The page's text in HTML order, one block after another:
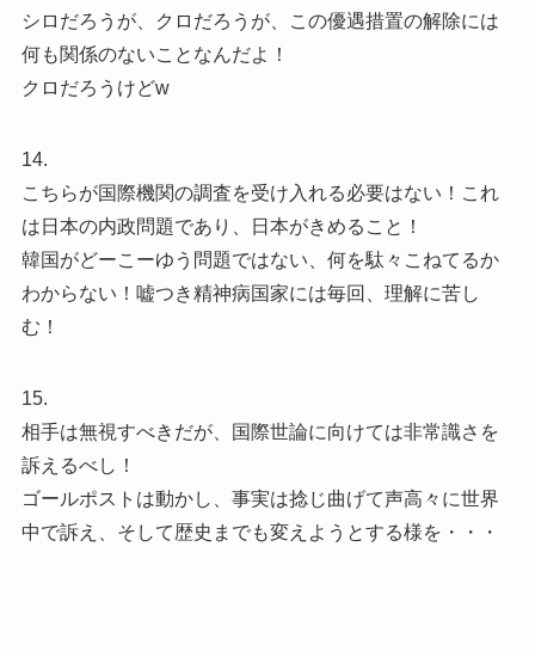
シロだろうが、クロだろうが、この優遇措置の解除には
何も関係のないことなんだよ！
クロだろうけどw
14.
こちらが国際機関の調査を受け入れる必要はない！これ
は日本の内政問題であり、日本がきめること！
韓国がどーこーゆう問題ではない、何を駄々こねてるか
わからない！嘘つき精神病国家には毎回、理解に苦し
む！
15.
相手は無視すべきだが、国際世論に向けては非常識さを
訴えるべし！
ゴールポストは動かし、事実は捻じ曲げて声高々に世界
中で訴え、そして歴史までも変えようとする様を・・・